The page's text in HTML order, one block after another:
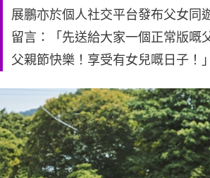
展鵬亦於個人社交平台發布父女同
留言：「先送給大家一個正常版嘅
父親節快樂！享受有女兒嘅日子！」